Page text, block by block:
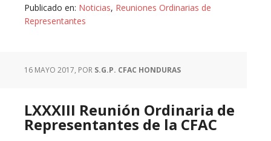
Publicado en: Noticias, Reuniones Ordinarias de
Representantes
16 MAYO 2017, POR S.G.P. CFAC HONDURAS
LXXXIII Reunión Ordinaria de
Representantes de la CFAC